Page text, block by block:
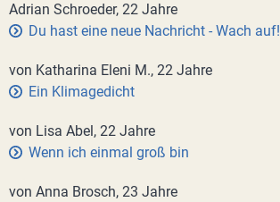
Adrian Schroeder, 22 Jahre
Du hast eine neue Nachricht - Wach auf!
von Katharina Eleni M., 22 Jahre
Ein Klimagedicht
von Lisa Abel, 22 Jahre
Wenn ich einmal groß bin
von Anna Brosch, 23 Jahre